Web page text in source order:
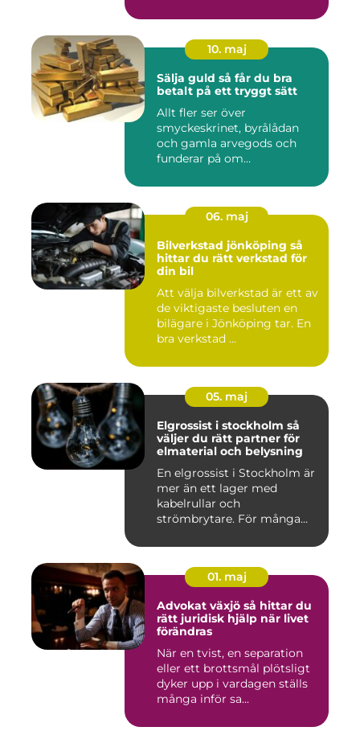
10. maj
Sälja guld så får du bra
betalt på ett tryggt sätt
Allt fler ser över
smyckeskrinet, byrålådan
och gamla arvegods och
funderar på om
06. maj
Bilverkstad jönköping så
hittar du rätt verkstad för
din bil
Att välja bilverkstad är ett av
de viktigaste besluten en
bilägare i Jönköping tar. En
bra verkstad ...
05. maj
Elgrossist i stockholm så
väljer du rätt partner för
elmaterial och belysning
En elgrossist i Stockholm är
mer än ett lager med
kabelrullar och
strömbrytare. För många
01. maj
Advokat växjö så hittar du
rätt juridisk hjälp när livet
förändras
När en tvist, en separation
eller ett brottsmål plötsligt
dyker upp i vardagen ställs
många inför sa...